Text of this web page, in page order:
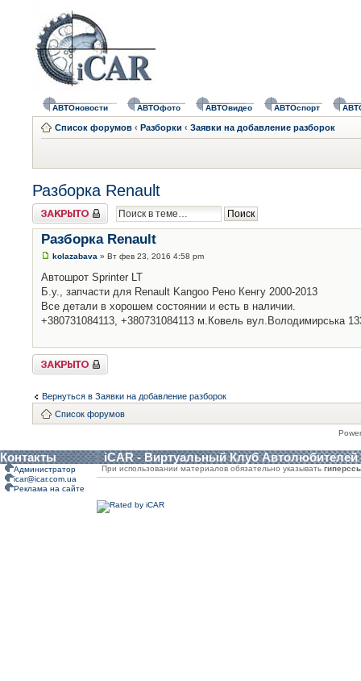
АВТОновости АВТОфото АВТОвидео АВТОспорт
Список форумов ‹ Разборки ‹ Заявки на добавление разборок
Разборка Renault
Закрыто
Разборка Renault
kolazabava » Вт фев 23, 2016 4:58 pm
Автошрот Sprinter LT
Б.у., запчасти для Renault Kangoo Рено Кенгу 2000-2013
Все детали в хорошем состоянии и есть в наличии.
+380731084113, +380731084113 м.Ковель вул.Володимирська
Закрыто
Вернуться в Заявки на добавление разборок
Список форумов
Контакты iCAR - Виртуальный Клуб Автолюбителей
Администратор
icar@icar.com.ua
Реклама на сайте
При использовании материалов обязательно указывать